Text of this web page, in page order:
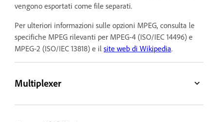
vengono esportati come file separati.
Per ulteriori informazioni sulle opzioni MPEG, consulta le
specifiche MPEG rilevanti per MPEG-4 (ISO/IEC 14496) e
MPEG-2 (ISO/IEC 13818) e il site web di Wikipedia.
Multiplexer